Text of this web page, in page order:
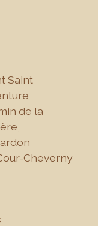
Saint
de la
Cheverny